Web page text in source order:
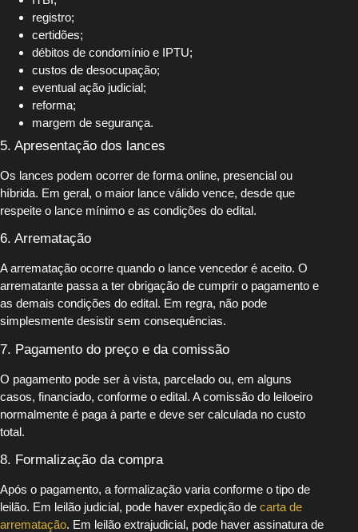
registro;
certidões;
débitos de condomínio e IPTU;
custos de desocupação;
eventual ação judicial;
reforma;
margem de segurança.
5. Apresentação dos lances
Os lances podem ocorrer de forma online, presencial ou
híbrida. Em geral, o maior lance válido vence, desde que
respeite o lance mínimo e as condições do edital.
6. Arrematação
A arrematação ocorre quando o lance vencedor é aceito. O
arrematante passa a ter obrigação de cumprir o pagamento e
as demais condições do edital. Em regra, não pode
simplesmente desistir sem consequências.
7. Pagamento do preço e da comissão
O pagamento pode ser à vista, parcelado ou, em alguns
casos, financiado, conforme o edital. A comissão do leiloeiro
normalmente é paga à parte e deve ser calculada no custo
total.
8. Formalização da compra
Após o pagamento, a formalização varia conforme o tipo de
leilão. Em leilão judicial, pode haver expedição de carta de
arrematação. Em leilão extrajudicial, pode haver assinatura de